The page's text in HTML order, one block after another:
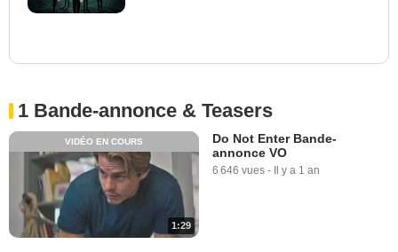
1 Bande-annonce & Teasers
1:29
VIDÉO EN COURS
Do Not Enter Bande-
annonce VO
6 646 vues - Il y a 1 an